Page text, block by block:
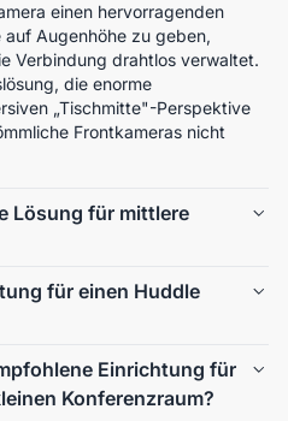
einen hervorragenden
Augenhöhe zu geben,
Verbindung drahtlos verwaltet.
die enorme
„Tischmitte"-Perspektive
Frontkameras nicht
Lösung für mittlere
wir den 360° Alien erweitert
ST30 Stativständer, alle
Dongle. In einem
Ende des Tisches klar gehört
es, die Kamera auf
für einen Huddle
Erlebnis empfehlen wir
mit dem NA20
in denen der Platz
Einrichtung für
Konferenzraum?